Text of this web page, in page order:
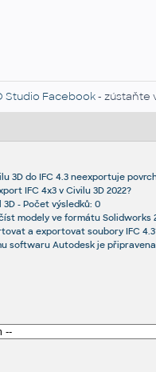
Studio Facebook- zústaňte
3D do IFC 4.3 neexportuje
IFC 4x3 v Civilu 3D 2022?
- Počet výsledků: 0
modely ve formátu Solidworks
a exportovat soubory IFC
softwaru Autodesk je